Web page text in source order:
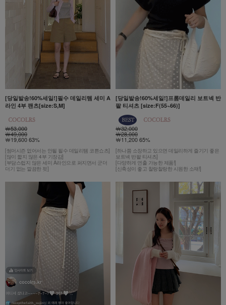
[당일발송!60%세일!]필수 데일리템 세미 A
라인 4부 팬츠[size:S,M]
￦53,000
￦49,000
￦19,600 63%
[썸머시즌 없어서는 안될 필수 데일리템 코튼쇼츠]
[많이 짧지 않은 4부 기장감]
[부담스럽지 않은 세미 A라인으로 퍼지면서 군더
더기 없는 깔끔한 핏]
[당일발송!60%세일!]프롬데일리 보트넥 반
팔 티셔츠 [size:F(55~66)]
￦32,000
￦28,000
￦11,200 65%
[하나쯤 소장하고 있으면 데일리하게 즐기기 좋은
보트넥 반팔 티셔츠]
[다양하게 연출 가능한 제품!]
[신축성이 좋고 찰랑찰랑한 시원한 소재!]